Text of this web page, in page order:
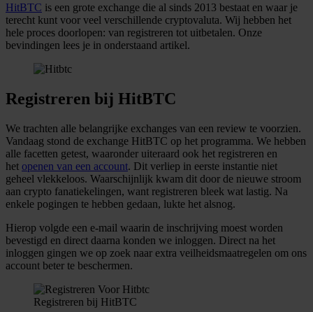
HitBTC is een grote exchange die al sinds 2013 bestaat en waar je
terecht kunt voor veel verschillende cryptovaluta. Wij hebben het
hele proces doorlopen: van registreren tot uitbetalen. Onze
bevindingen lees je in onderstaand artikel.
Registreren bij HitBTC
We trachten alle belangrijke exchanges van een review te voorzien.
Vandaag stond de exchange HitBTC op het programma. We hebben
alle facetten getest, waaronder uiteraard ook het registreren en
het openen van een account. Dit verliep in eerste instantie niet
geheel vlekkeloos. Waarschijnlijk kwam dit door de nieuwe stroom
aan crypto fanatiekelingen, want registreren bleek wat lastig. Na
enkele pogingen te hebben gedaan, lukte het alsnog.
Hierop volgde een e-mail waarin de inschrijving moest worden
bevestigd en direct daarna konden we inloggen. Direct na het
inloggen gingen we op zoek naar extra veilheidsmaatregelen om ons
account beter te beschermen.
Registreren bij HitBTC